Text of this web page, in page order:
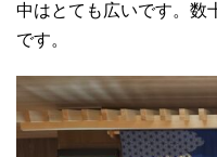
中はとても広いです。数
です。